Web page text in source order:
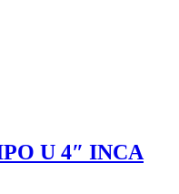
U 4″ INCA